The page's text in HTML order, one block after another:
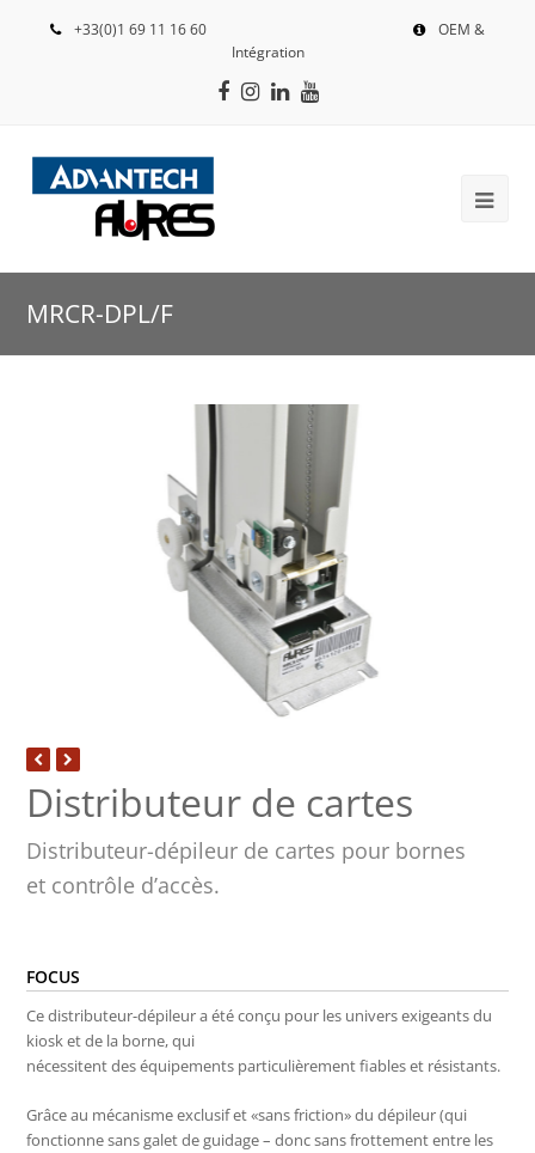
+33(0)1 69 11 16 60
OEM &
Intégration
Facebook
Instagram
LinkedIn
Youtube
MRCR-DPL/F
Distributeur de cartes
Distributeur-dépileur de cartes pour bornes
et contrôle d’accès.
FOCUS
Ce distributeur-dépileur a été conçu pour les univers exigeants du
kiosk et de la borne, qui
nécessitent des équipements particulièrement fiables et résistants.
Grâce au mécanisme exclusif et «sans friction» du dépileur (qui
fonctionne sans galet de guidage – donc sans frottement entre les